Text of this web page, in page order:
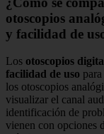
otoscopios
y facilidad de
Los otoscopios
facilidad de uso
los otoscopios
visualizar el canal
identificación de
vienen con opciones